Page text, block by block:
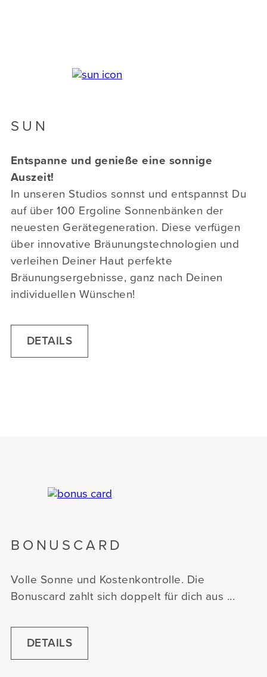
SUN
Entspanne und genieße eine sonnige
Auszeit!
In unseren Studios sonnst und entspannst Du
auf über 100 Ergoline Sonnenbänken der
neuesten Gerätegeneration. Diese verfügen
über innovative Bräunungstechnologien und
verleihen Deiner Haut perfekte
Bräunungsergebnisse, ganz nach Deinen
individuellen Wünschen!
DETAILS
BONUSCARD
Volle Sonne und Kostenkontrolle. Die
Bonuscard zahlt sich doppelt für dich aus ...
DETAILS